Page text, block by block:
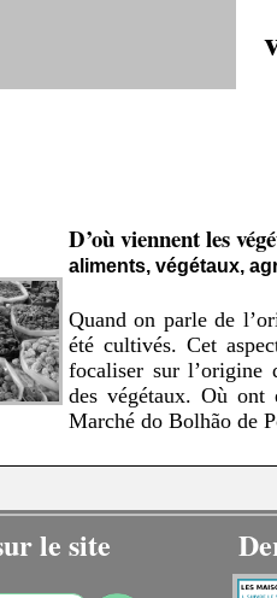
D’où viennent les
aliments, végétaux,
Quand on parle de
été cultivés. Cet
focaliser sur l’origine
des végétaux. Où ont
Marché do Bolhão de
le site